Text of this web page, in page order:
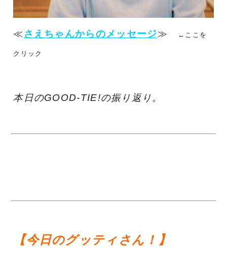
≪ さえちゃんからのメッセージ≫ ←ここを
クリック
本日のGOOD-TIE!の振り返り。
【今日のグッティさん！】